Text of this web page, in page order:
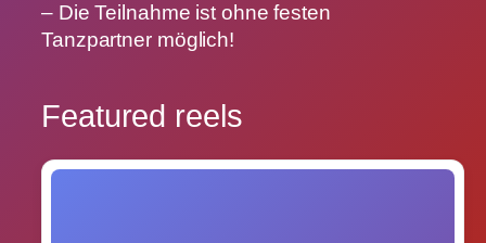
– Die Teilnahme ist ohne festen
Tanzpartner möglich!
Featured reels